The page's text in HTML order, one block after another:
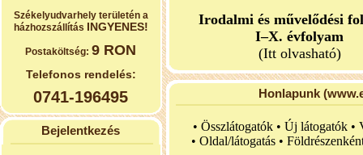
Székelyudvarhely területén a
házhozszállítás INGYENES!
Postaköltség:9 RON
Telefonos rendelés:
0741-196495
Bejelentkezés
Irodalmi és művelődési
I–X. évfolyam
(Itt olvasható)
Honlapunk
• Összlátogatók • Új látogatók •
• Oldal/látogatás •